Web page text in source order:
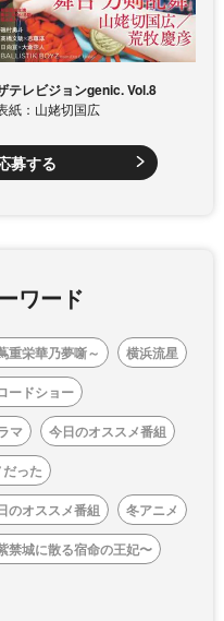
テレビジョンgenic. Vol.8
紙：山姥切国広
募する
ワード
重栄華乃夢噺～
横浜流星
ードショー
マ
今日のオススメ番組
った
のオススメ番組
冬アニメ
禁城に散る宿命の王妃〜